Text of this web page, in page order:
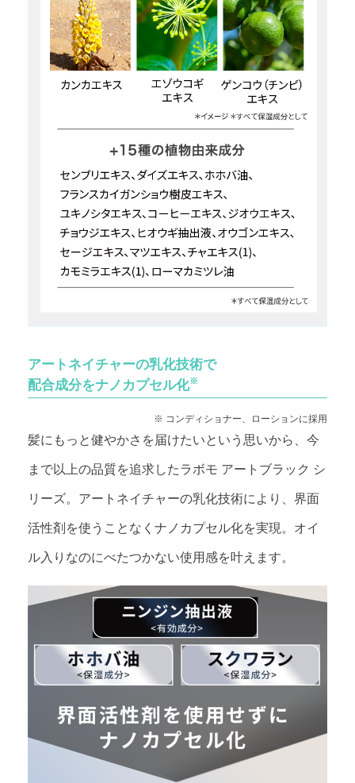
アートネイチャーの乳化技術で
配合成分をナノカプセル化※
※ コンディショナー、ローションに採用
髪にもっと健やかさを届けたいという思いから、今
まで以上の品質を追求したラボモ アートブラック シ
リーズ。アートネイチャーの乳化技術により、界面
活性剤を使うことなくナノカプセル化を実現。オイ
ル入りなのにべたつかない使用感を叶えます。